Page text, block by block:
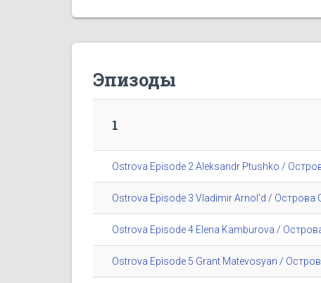
Эпизоды
1
Ostrova Episode 2 Aleksandr Ptushko /
Ostrova Episode 3 Vladimir Arnol'd / Острова
Ostrova Episode 4 Elena Kamburova /
Ostrova Episode 5 Grant Matevosyan /